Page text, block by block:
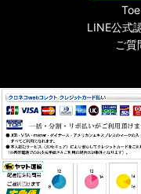
LINE公式
ご質